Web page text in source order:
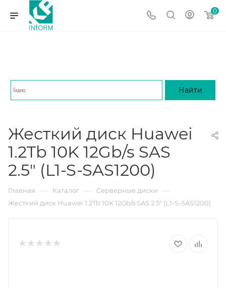
0
Жесткий диск Huawei
1.2Tb 10K 12Gb/s SAS
2.5" (L1-S-SAS1200)
Главная — Каталог — Серверные диски —
Жесткий диск Huawei 1.2Tb 10K 12Gb/s SAS 2.5" (L1-S-SAS1200)